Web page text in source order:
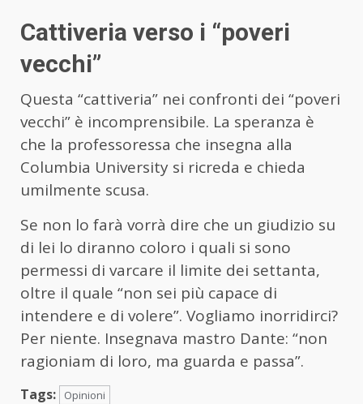
Cattiveria verso i “poveri
vecchi”
Questa “cattiveria” nei confronti dei “poveri
vecchi” è incomprensibile. La speranza è
che la professoressa che insegna alla
Columbia University si ricreda e chieda
umilmente scusa.
Se non lo farà vorrà dire che un giudizio su
di lei lo diranno coloro i quali si sono
permessi di varcare il limite dei settanta,
oltre il quale “non sei più capace di
intendere e di volere”. Vogliamo inorridirci?
Per niente. Insegnava mastro Dante: “non
ragioniam di loro, ma guarda e passa”.
Tags: Opinioni